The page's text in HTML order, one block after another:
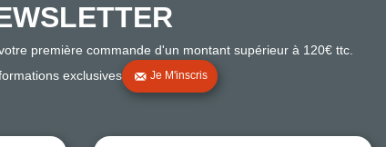
première commande d'un montant supérieur à 120€ ttc.
exclusives
Je M'inscris